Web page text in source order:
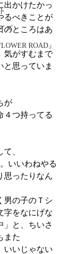
ズ
ROAD』
出かけたかっ
るべきことが
のところはあ
気がすむまで
と思っていま
が
４つ持ってる
、
いいわねやる
思ったりなん
男の子のＴシ
字をなにげな
」と、ちいさ
また
いいじゃない